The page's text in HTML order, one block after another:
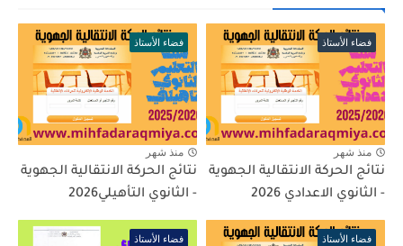
فضاء الأستاذ
منذ شهر
نتائج الحركة الانتقالية الجهوية
- الثانوي الاعدادي 2026
فضاء الأستاذ
منذ شهر
نتائج الحركة الانتقالية الجهوية
- الثانوي التأهيلي2026
فضاء الأستاذ فضاء الأستاذ